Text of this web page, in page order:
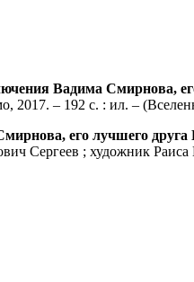
Вадима Смирнова,
– 192 с. : ил. –
его лучшего
Сергеев ; художник